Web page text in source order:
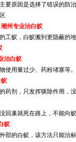
要原因是选择了错误的防
潮州专业治白蚁
工蚁，白蚁搬到更隐蔽的地
治白蚁
物使用量过少、药粉堵塞
药剂，只发挥驱除作用，
回巢就死在路上，不能向
蚁
部的白蚁，该方法只能治